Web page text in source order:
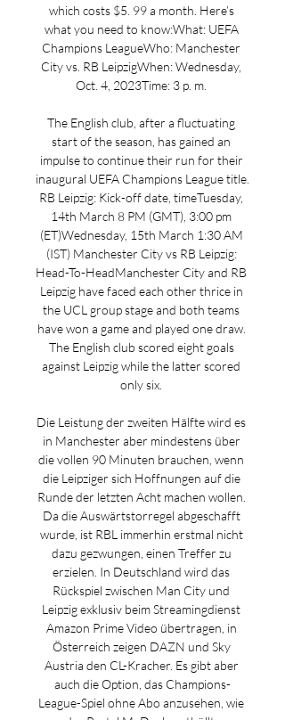
which costs $5. 99 a month. Here’s
what you need to know:What: UEFA
Champions LeagueWho: Manchester
City vs. RB LeipzigWhen: Wednesday,
Oct. 4, 2023Time: 3 p. m.
The English club, after a fluctuating
start of the season, has gained an
impulse to continue their run for their
inaugural UEFA Champions League title.
RB Leipzig: Kick-off date, timeTuesday,
14th March 8 PM (GMT), 3:00 pm
(ET)Wednesday, 15th March 1:30 AM
(IST) Manchester City vs RB Leipzig:
Head-To-HeadManchester City and RB
Leipzig have faced each other thrice in
the UCL group stage and both teams
have won a game and played one draw.
The English club scored eight goals
against Leipzig while the latter scored
only six.
Die Leistung der zweiten Hälfte wird es
in Manchester aber mindestens über
die vollen 90 Minuten brauchen, wenn
die Leipziger sich Hoffnungen auf die
Runde der letzten Acht machen wollen.
Da die Auswärtstorregel abgeschafft
wurde, ist RBL immerhin erstmal nicht
dazu gezwungen, einen Treffer zu
erzielen. In Deutschland wird das
Rückspiel zwischen Man City und
Leipzig exklusiv beim Streamingdienst
Amazon Prime Video übertragen, in
Österreich zeigen DAZN und Sky
Austria den CL-Kracher. Es gibt aber
auch die Option, das Champions-
League-Spiel ohne Abo anzusehen, wie